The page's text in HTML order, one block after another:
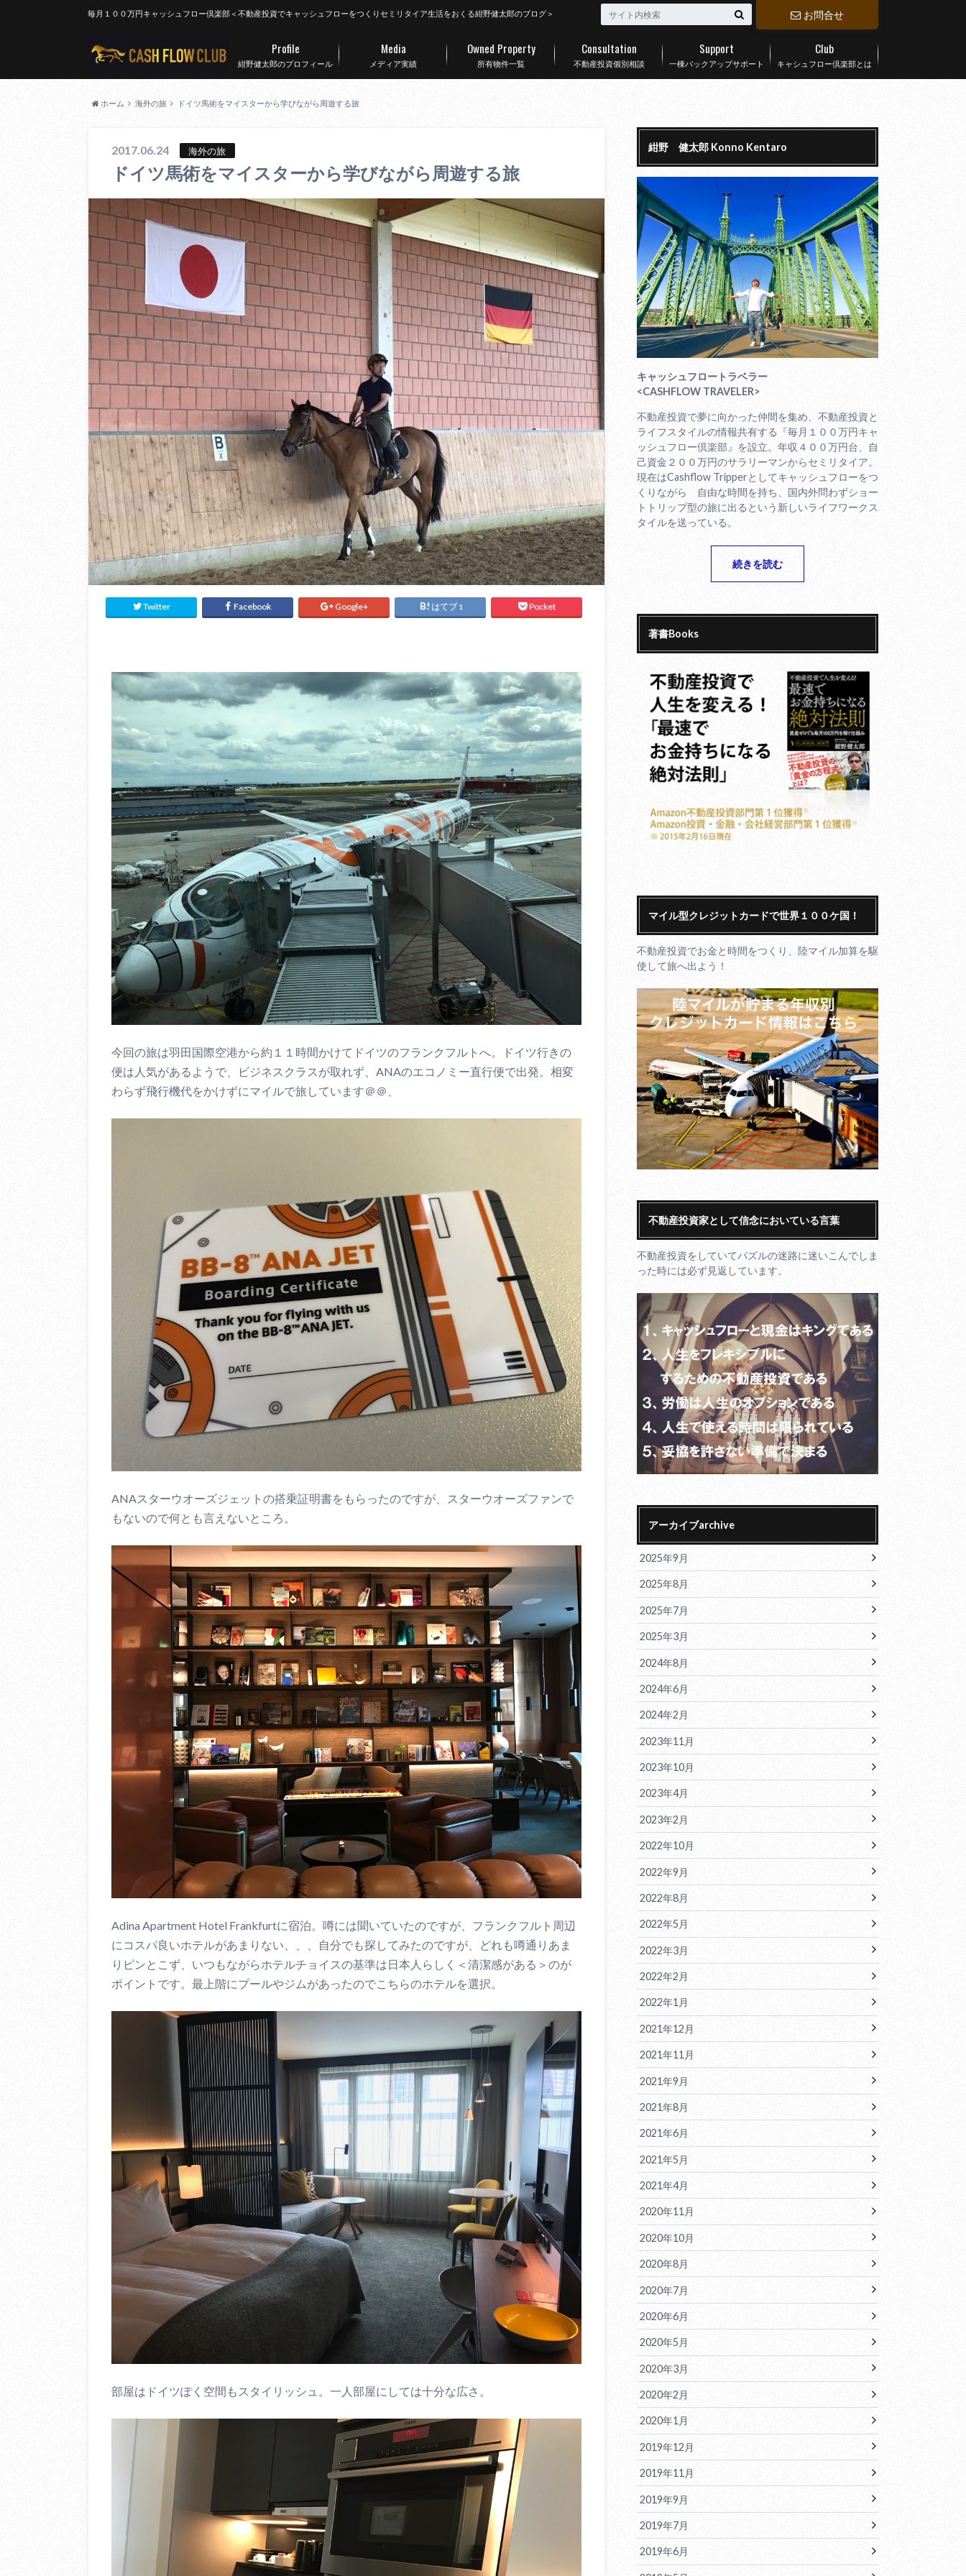
毎月１００万円キャッシュフロー倶楽部＜不動産投資でキャッシュフローをつくりセミリタイア生活をおくる紺野健太郎のブログ＞ お問合せ
紺野健太郎のプロフィール
Profile
メディア実績
Media
所有物件一覧
Owned Property
不動産投資個別相談
Consultation
一棟バックアップサポート
Support
キャシュフロー倶楽部とは
Club
ホーム 海外の旅 ドイツ馬術をマイスターから学びながら周遊する旅
2017.06.24 海外の旅
ドイツ馬術をマイスターから学びながら周遊する旅
Twitter Facebook Google+ はてブ 1 Pocket
今回の旅は羽田国際空港から約１１時間かけてドイツのフランクフルトへ。ドイツ行きの
便は人気があるようで、ビジネスクラスが取れず、ANAのエコノミー直行便で出発。相変
わらず飛行機代をかけずにマイルで旅しています＠＠、
ANAスターウオーズジェットの搭乗証明書をもらったのですが、スターウオーズファンで
もないので何とも言えないところ。
Adina Apartment Hotel Frankfurtに宿泊。噂には聞いていたのですが、フランクフルト周辺
にコスパ良いホテルがあまりない、、、自分でも探してみたのですが、どれも噂通りあま
りピンとこず、いつもながらホテルチョイスの基準は日本人らしく＜清潔感がある＞のが
ポイントです。最上階にプールやジムがあったのでこちらのホテルを選択。
部屋はドイツぽく空間もスタイリッシュ。一人部屋にしては十分な広さ。
紺野 健太郎 Konno Kentaro
キャッシュフロートラベラー
<CASHFLOW TRAVELER>
不動産投資で夢に向かった仲間を集め、不動産投資と
ライフスタイルの情報共有する『毎月１００万円キャ
ッシュフロー倶楽部』を設立。年収４００万円台、自
己資金２００万円のサラリーマンからセミリタイア。
現在はCashflow Tripperとしてキャッシュフローをつ
くりながら 自由な時間を持ち、国内外問わずショー
トトリップ型の旅に出るという新しいライフワークス
タイルを送っている。
続きを読む
著書Books
マイル型クレジットカードで世界１００ケ国！
不動産投資でお金と時間をつくり、陸マイル加算を駆
使して旅へ出よう！
不動産投資家として信念においている言葉
不動産投資をしていてパズルの迷路に迷いこんでしま
った時には必ず見返しています。
アーカイブarchive
2025年9月
2025年8月
2025年7月
2025年3月
2024年8月
2024年6月
2024年2月
2023年11月
2023年10月
2023年4月
2023年2月
2022年10月
2022年9月
2022年8月
2022年5月
2022年3月
2022年2月
2022年1月
2021年12月
2021年11月
2021年9月
2021年8月
2021年6月
2021年5月
2021年4月
2020年11月
2020年10月
2020年8月
2020年7月
2020年6月
2020年5月
2020年3月
2020年2月
2020年1月
2019年12月
2019年11月
2019年9月
2019年7月
2019年6月